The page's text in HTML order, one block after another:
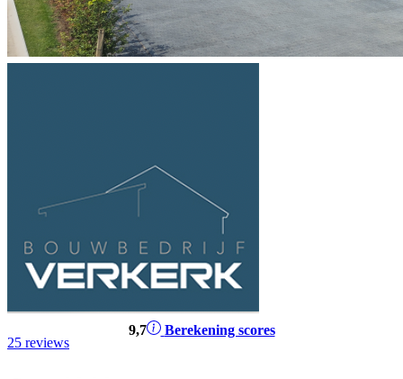
9,7
Berekening scores
25 reviews